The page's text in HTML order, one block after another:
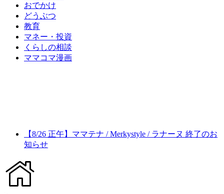
おでかけ
どうぶつ
教育
マネー・投資
くらしの相談
ママコマ漫画
【8/26 正午】ママテナ / Merkystyle / ラナーヌ 終了のお
知らせ